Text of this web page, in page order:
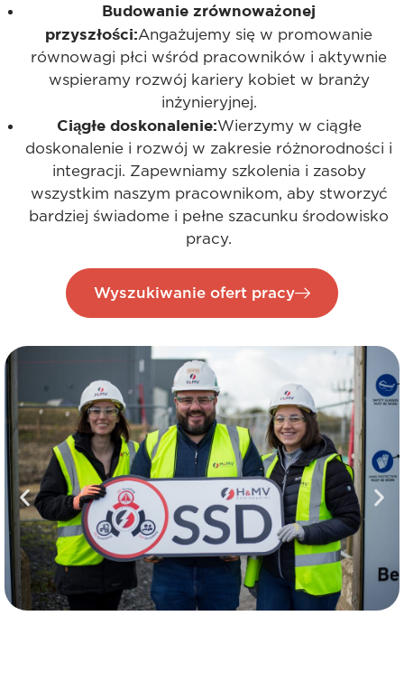
Budowanie zrównoważonej
przyszłości:Angażujemy się w promowanie
równowagi płci wśród pracowników i aktywnie
wspieramy rozwój kariery kobiet w branży
inżynieryjnej.
Ciągłe doskonalenie:Wierzymy w ciągłe
doskonalenie i rozwój w zakresie różnorodności i
integracji. Zapewniamy szkolenia i zasoby
wszystkim naszym pracownikom, aby stworzyć
bardziej świadome i pełne szacunku środowisko
pracy.
Wyszukiwanie ofert pracy